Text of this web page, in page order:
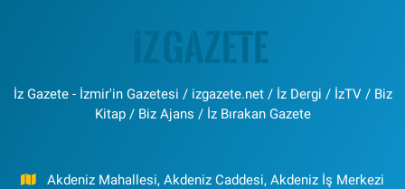
İz Gazete - İzmir'in Gazetesi / izgazete.net / İz Dergi / İzTV / Biz
Kitap / Biz Ajans / İz Bırakan Gazete
Akdeniz Mahallesi, Akdeniz Caddesi, Akdeniz İş Merkezi